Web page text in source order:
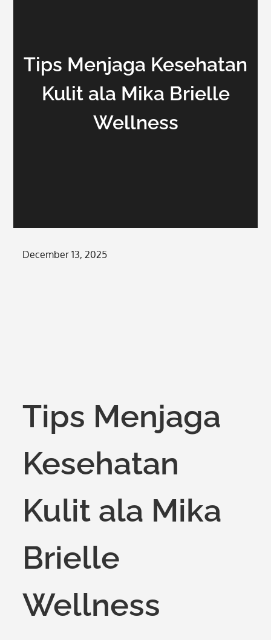
Tips Menjaga Kesehatan
Kulit ala Mika Brielle
Wellness
Posted
December 13, 2025
Tips Menjaga
Kesehatan
Kulit ala Mika
Brielle
Wellness